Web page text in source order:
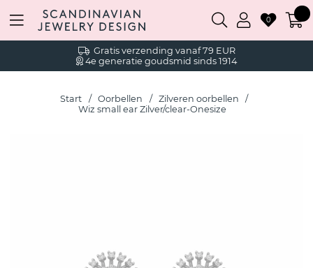
Gratis verzending vanaf 79 EUR
4e generatie goudsmid sinds 1914
0
Start Oorbellen
Zilveren oorbellen
Wiz small ear Zilver/clear-Onesize